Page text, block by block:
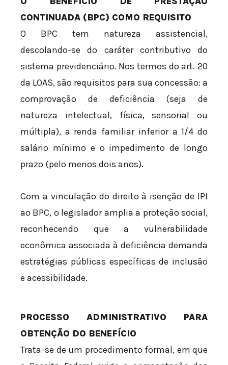
CONTINUADA (BPC) COMO REQUISITO
O BPC tem natureza assistencial,
descolando-se do caráter contributivo do
sistema previdenciário. Nos termos do art. 20
da LOAS, são requisitos para sua concessão: a
comprovação de deficiência (seja de
natureza intelectual, física, sensorial ou
múltipla), a renda familiar inferior a 1/4 do
salário mínimo e o impedimento de longo
prazo (pelo menos dois anos).
Com a vinculação do direito à isenção de IPI
ao BPC, o legislador amplia a proteção social,
reconhecendo que a vulnerabilidade
econômica associada à deficiência demanda
estratégias públicas específicas de inclusão
e acessibilidade.
PROCESSO ADMINISTRATIVO PARA
OBTENÇÃO DO BENEFÍCIO
Trata-se de um procedimento formal, em que